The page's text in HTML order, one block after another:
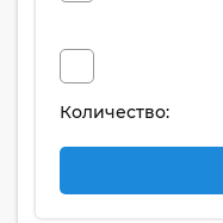
Количество: